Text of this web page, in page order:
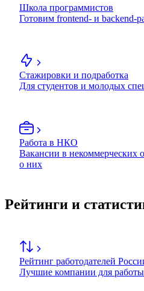
Школа программистов
Готовим frontend- и backend-
Стажировки и подработка
Для студентов и молодых
Работа в НКО
Вакансии в некоммерческих
о них
Рейтинги и
Рейтинг работодателей
Лучшие компании для